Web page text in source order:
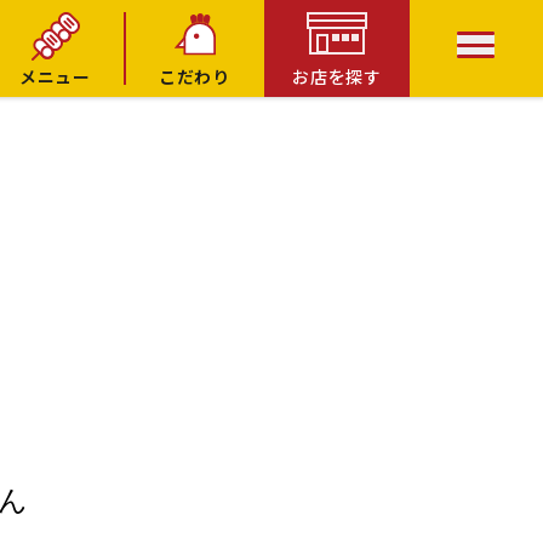
メニュー こだわり お店を探す